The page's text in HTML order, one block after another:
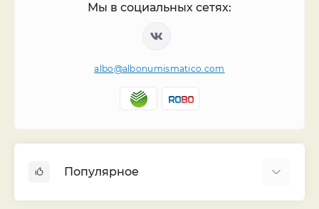
Мы в социальных сетях:
albo@albonumismatico.com
Популярное